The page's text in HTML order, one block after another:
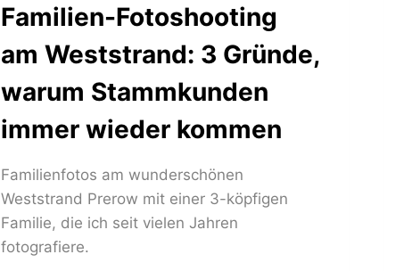
Familien-Fotoshooting
am Weststrand: 3 Gründe,
warum Stammkunden
immer wieder kommen
Familienfotos am wunderschönen
Weststrand Prerow mit einer 3-köpfigen
Familie, die ich seit vielen Jahren
fotografiere.